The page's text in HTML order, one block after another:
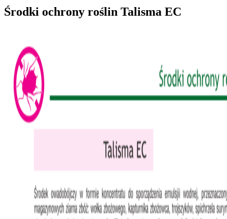
Środki ochrony roślin Talisma EC